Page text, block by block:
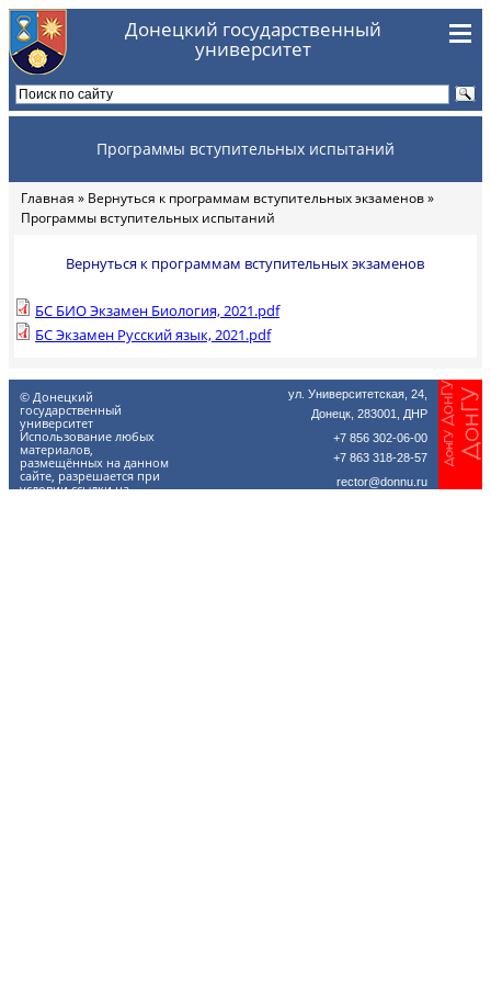
Перейти к основному содержаниюДонецкий государственный
университет
Программы вступительных испытаний
Вы здесь
Главная » Вернуться к программам вступительных экзаменов»
Программы вступительных испытаний
Вернуться к программам вступительных экзаменов
БС БИО Экзамен Биология, 2021.pdf
БС Экзамен Русский язык, 2021.pdf
ул. Университетская, 24,
Донецк, 283001, ДНР
+7 856 302-06-00
+7 863 318-28-57
rector@donnu.ru
© Донецкий
государственный
университет
Использование любых
материалов,
размещённых на данном
сайте, разрешается при
условии ссылки на